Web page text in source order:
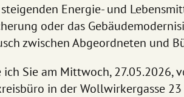
Energie- und
oder das
zwischen Abgeordneten und
Sie am Mittwoch, 27.05.2026,
in der Wollwirkergasse